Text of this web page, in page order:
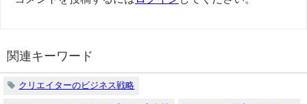
関連キーワード
クリエイターのビジネス戦略